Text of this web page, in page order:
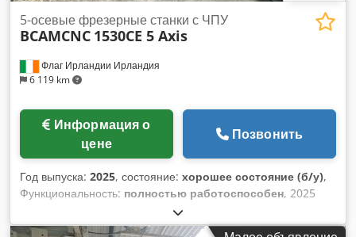
Флаг Ирландии Ирландия
6 119 km
5-осевые фрезерные станки с ЧПУ
BCAMCNC 1530CE 5 Axis
цене
Позвонить
Год выпуска: 2025, состояние: хорошее состояние (б/у),
Функциональность: полностью работоспособен, 2025
BCAMCNC 5-осевой ЧПУ-роутер – как новый, не
использовался Продаётся 5-осевой ЧПУ-роутер 2025